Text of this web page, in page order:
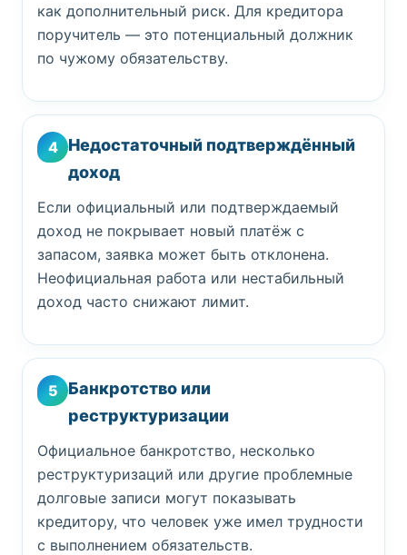
как дополнительный риск. Для кредитора
поручитель — это потенциальный должник
по чужому обязательству.
4
Недостаточный подтверждённый
доход
Если официальный или подтверждаемый
доход не покрывает новый платёж с
запасом, заявка может быть отклонена.
Неофициальная работа или нестабильный
доход часто снижают лимит.
5
Банкротство или
реструктуризации
Официальное банкротство, несколько
реструктуризаций или другие проблемные
долговые записи могут показывать
кредитору, что человек уже имел трудности
с выполнением обязательств.